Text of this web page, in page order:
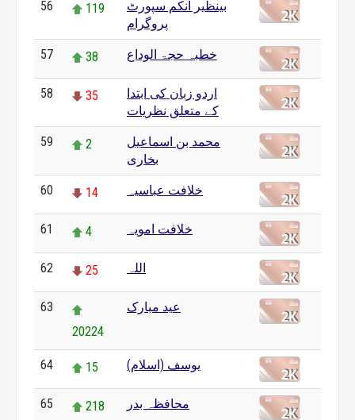
56 119
بینظیر انکم سپورٹ
پروگرام
57 38 خطبہ حجۃ الوداع
58 35
اردو زبان کی ابتدا
کے متعلق نظریات
59 2
محمد بن اسماعیل
بخاری
60 14 خلافت عباسیہ
61 4 خلافت امویہ
62 25 اللہ
63
20224
عید مبارک
64 15 یوسف (اسلام)
65 218 محافظہ بدر